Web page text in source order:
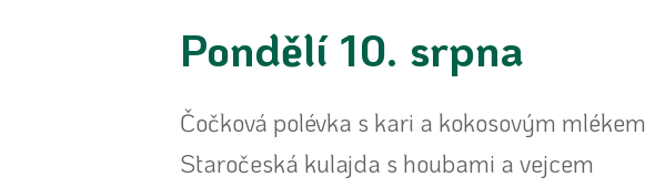
Pondělí 10. srpna
Čočková polévka s kari a kokosovým mlékem
Staročeská kulajda s houbami a vejcem